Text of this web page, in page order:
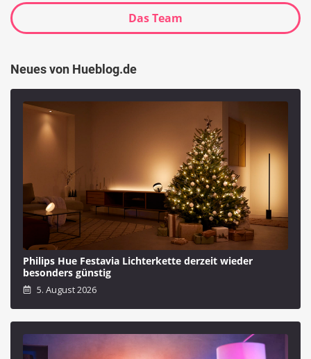
Das Team
Neues von Hueblog.de
Philips Hue Festavia Lichterkette derzeit wieder
besonders günstig
5. August 2026